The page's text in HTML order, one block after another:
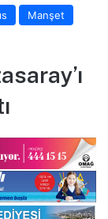
Manşet